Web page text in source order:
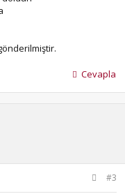
Cevapla
#3